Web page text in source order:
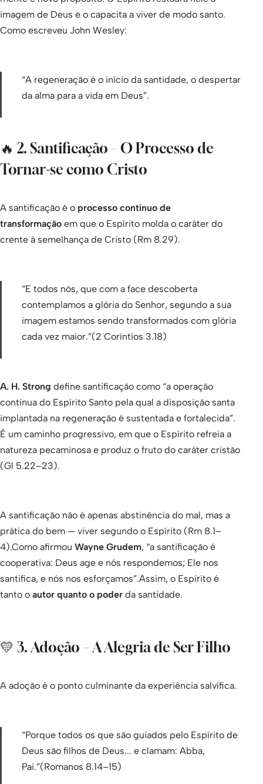
imagem de Deus e o capacita a viver de modo santo.
Como escreveu John Wesley:
“A regeneração é o início da santidade, o despertar
da alma para a vida em Deus”.
🔥 2. Santificação – O Processo de
Tornar-se como Cristo
A santificação é o processo contínuo de
transformação em que o Espírito molda o caráter do
crente à semelhança de Cristo (Rm 8.29).
“E todos nós, que com a face descoberta
contemplamos a glória do Senhor, segundo a sua
imagem estamos sendo transformados com glória
cada vez maior.”(2 Coríntios 3.18)
A. H. Strong define santificação como “a operação
contínua do Espírito Santo pela qual a disposição santa
implantada na regeneração é sustentada e fortalecida”.
É um caminho progressivo, em que o Espírito refreia a
natureza pecaminosa e produz o fruto do caráter cristão
(Gl 5.22–23).
A santificação não é apenas abstinência do mal, mas a
prática do bem — viver segundo o Espírito (Rm 8.1–
4).Como afirmou Wayne Grudem, “a santificação é
cooperativa: Deus age e nós respondemos; Ele nos
santifica, e nós nos esforçamos”.Assim, o Espírito é
tanto o autor quanto o poder da santidade.
💛 3. Adoção – A Alegria de Ser Filho
A adoção é o ponto culminante da experiência salvífica.
“Porque todos os que são guiados pelo Espírito de
Deus são filhos de Deus... e clamam: Abba,
Pai.”(Romanos 8.14–15)